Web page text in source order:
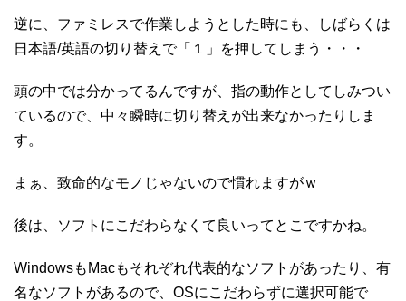
逆に、ファミレスで作業しようとした時にも、しばらくは
日本語/英語の切り替えで「１」を押してしまう・・・
頭の中では分かってるんですが、指の動作としてしみつい
ているので、中々瞬時に切り替えが出来なかったりしま
す。
まぁ、致命的なモノじゃないので慣れますがｗ
後は、ソフトにこだわらなくて良いってとこですかね。
WindowsもMacもそれぞれ代表的なソフトがあったり、有
名なソフトがあるので、OSにこだわらずに選択可能で